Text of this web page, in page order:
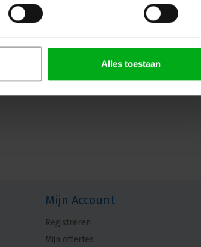
Alles toestaan
Mijn Account
Registreren
Mijn offertes